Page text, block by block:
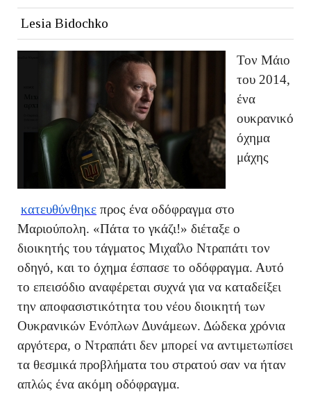
Lesia Bidochko
Τον Μάιο
του 2014,
ένα
ουκρανικό
όχημα
μάχης
κατευθύνθηκε προς ένα οδόφραγμα στο
Μαριούπολη. «Πάτα το γκάζι!» διέταξε ο
διοικητής του τάγματος Μιχαΐλο Ντραπάτι τον
οδηγό, και το όχημα έσπασε το οδόφραγμα. Αυτό
το επεισόδιο αναφέρεται συχνά για να καταδείξει
την αποφασιστικότητα του νέου διοικητή των
Ουκρανικών Ενόπλων Δυνάμεων. Δώδεκα χρόνια
αργότερα, ο Ντραπάτι δεν μπορεί να αντιμετωπίσει
τα θεσμικά προβλήματα του στρατού σαν να ήταν
απλώς ένα ακόμη οδόφραγμα.